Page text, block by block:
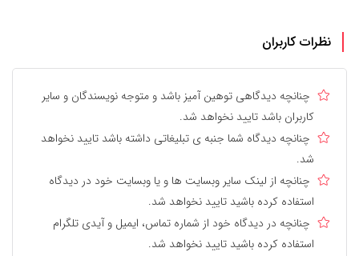
نظرات کاربران
چنانچه دیدگاهی توهین آمیز باشد و متوجه نویسندگان و سایر
کاربران باشد تایید نخواهد شد.
چنانچه دیدگاه شما جنبه ی تبلیغاتی داشته باشد تایید نخواهد
شد.
چنانچه از لینک سایر وبسایت ها و یا وبسایت خود در دیدگاه
استفاده کرده باشید تایید نخواهد شد.
چنانچه در دیدگاه خود از شماره تماس، ایمیل و آیدی تلگرام
استفاده کرده باشید تایید نخواهد شد.